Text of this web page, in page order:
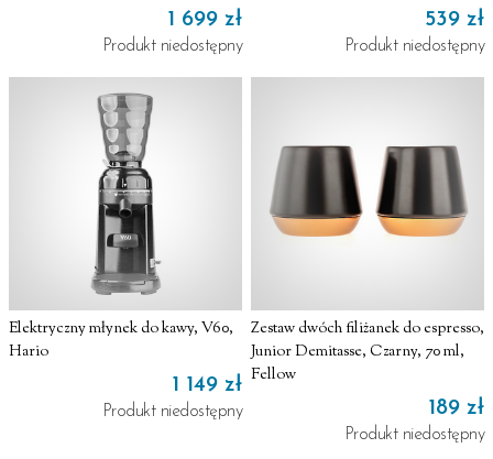
1 699 zł
Produkt niedostępny
539 zł
Produkt niedostępny
Elektryczny młynek do kawy, V60,
Hario
1 149 zł
Produkt niedostępny
Zestaw dwóch filiżanek do espresso,
Junior Demitasse, Czarny, 70 ml,
Fellow
189 zł
Produkt niedostępny